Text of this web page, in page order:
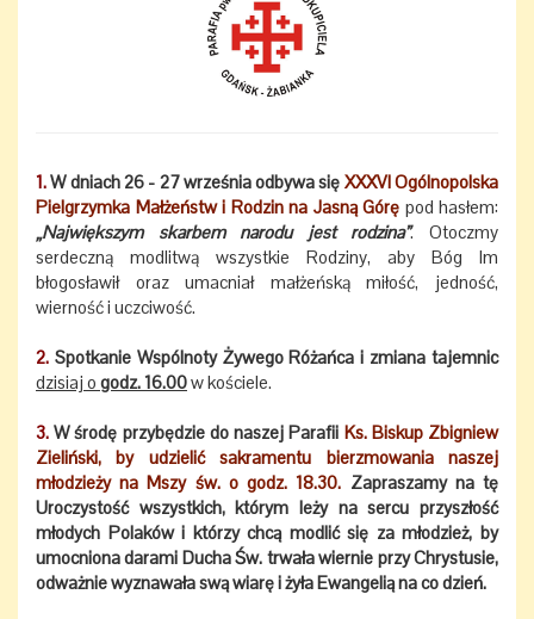
1.W dniach 26 - 27 września odbywa się XXXVI Ogólnopolska
Pielgrzymka Małżeństw i Rodzin na Jasną Górę pod hasłem:
„Największym skarbem narodu jest rodzina”. Otoczmy
serdeczną modlitwą wszystkie Rodziny, aby Bóg Im
błogosławił oraz umacniał małżeńską miłość, jedność,
wierność i uczciwość.
2. Spotkanie Wspólnoty Żywego Różańca i zmiana tajemnic
dzisiaj o godz. 16.00w kościele.
3. W środę przybędzie do naszej Parafii Ks. Biskup Zbigniew
Zieliński, by udzielić sakramentu bierzmowania naszej
młodzieży na Mszy św. o godz. 18.30. Zapraszamy na tę
Uroczystość wszystkich, którym leży na sercu przyszłość
młodych Polaków i którzy chcą modlić się za młodzież, by
umocniona darami Ducha Św. trwała wiernie przy Chrystusie,
odważnie wyznawała swą wiarę i żyła Ewangelią na co dzień.